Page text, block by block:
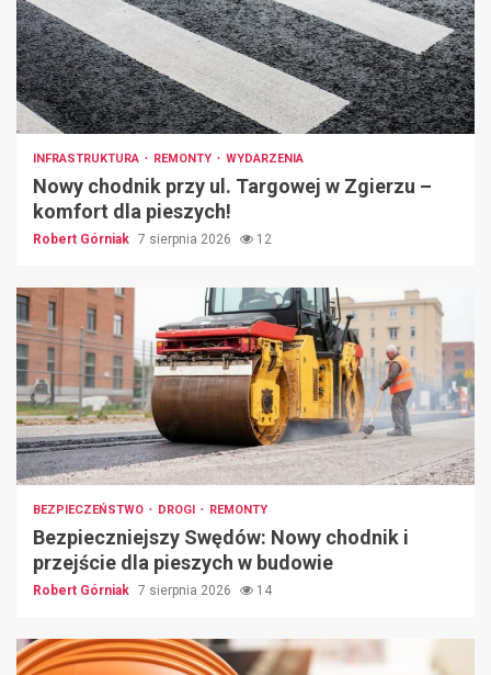
INFRASTRUKTURA REMONTY WYDARZENIA
Nowy chodnik przy ul. Targowej w Zgierzu –
komfort dla pieszych!
Robert Górniak 7 sierpnia 2026 12
BEZPIECZEŃSTWO DROGI REMONTY
Bezpieczniejszy Swędów: Nowy chodnik i
przejście dla pieszych w budowie
Robert Górniak 7 sierpnia 2026 14